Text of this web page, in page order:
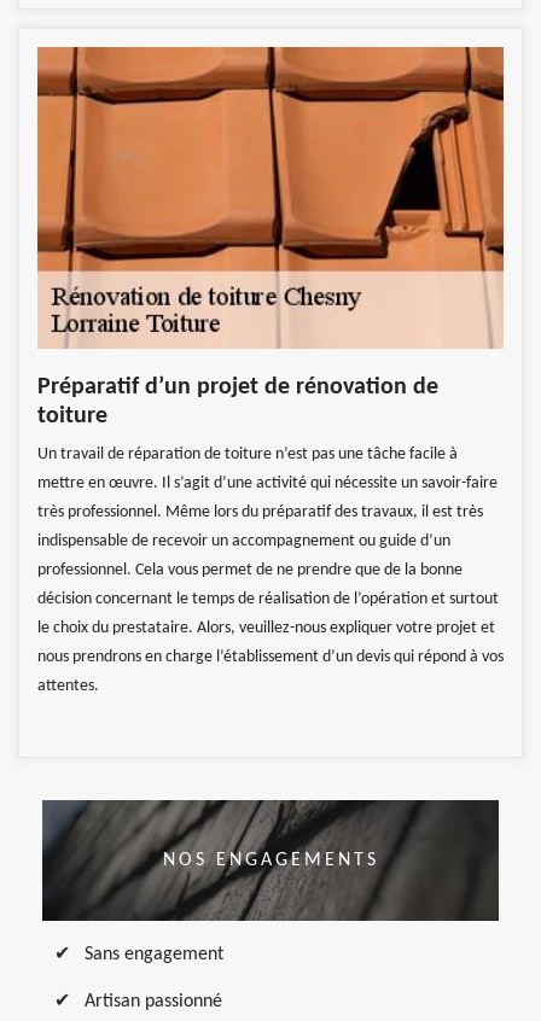
Préparatif d’un projet de rénovation de
toiture
Un travail de réparation de toiture n’est pas une tâche facile à
mettre en œuvre. Il s’agit d’une activité qui nécessite un savoir-faire
très professionnel. Même lors du préparatif des travaux, il est très
indispensable de recevoir un accompagnement ou guide d’un
professionnel. Cela vous permet de ne prendre que de la bonne
décision concernant le temps de réalisation de l’opération et surtout
le choix du prestataire. Alors, veuillez-nous expliquer votre projet et
nous prendrons en charge l’établissement d’un devis qui répond à vos
attentes.
NOS ENGAGEMENTS
Sans engagement
Artisan passionné